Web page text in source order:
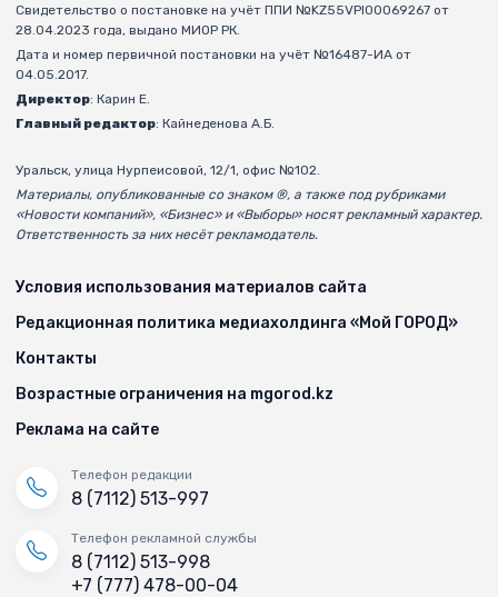
Свидетельство о постановке на учёт ППИ №KZ55VPI00069267 от
28.04.2023 года, выдано МИОР РК.
Дата и номер первичной постановки на учёт №16487-ИА от
04.05.2017.
Директор: Карин Е.
Главный редактор: Кайнеденова А.Б.
Уральск, улица Нурпеисовой, 12/1, офис №102.
Материалы, опубликованные со знаком ®, а также под рубриками
«Новости компаний», «Бизнес» и «Выборы» носят рекламный характер.
Ответственность за них несёт рекламодатель.
Условия использования материалов сайта
Редакционная политика медиахолдинга «Мой ГОРОД»
Контакты
Возрастные ограничения на mgorod.kz
Реклама на сайте
Телефон редакции
8 (7112) 513-997
Телефон рекламной службы
8 (7112) 513-998
+7 (777) 478-00-04